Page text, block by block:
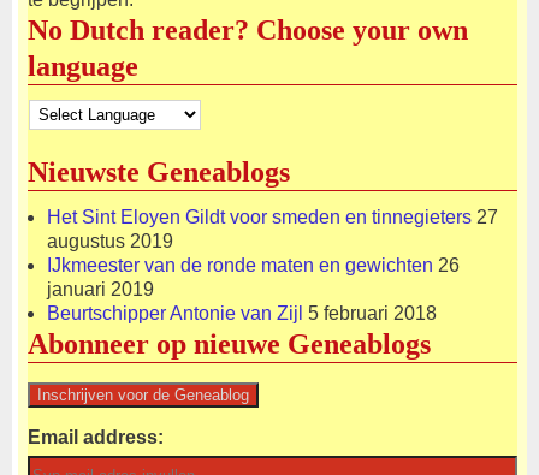
No Dutch reader? Choose your own
language
Nieuwste Geneablogs
Het Sint Eloyen Gildt voor smeden en tinnegieters 27
augustus 2019
IJkmeester van de ronde maten en gewichten 26
januari 2019
Beurtschipper Antonie van Zijl 5 februari 2018
Abonneer op nieuwe Geneablogs
Email address: